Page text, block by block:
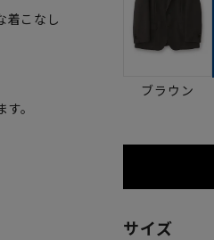
着こなし
。
ブラウン
サイズ